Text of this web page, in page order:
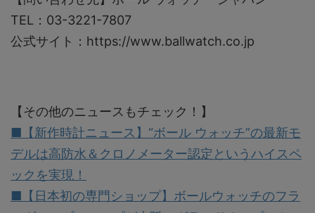
TEL：03-3221-7807
公式サイト：https://www.ballwatch.co.jp
【その他のニュースもチェック！】
■【新作時計ニュース】“ボール ウォッチ”の最新モ
デルは高防水＆クロノメーター認定というハイスペ
ックを実現！
■【日本初の専門ショップ】ボールウォッチのフラ